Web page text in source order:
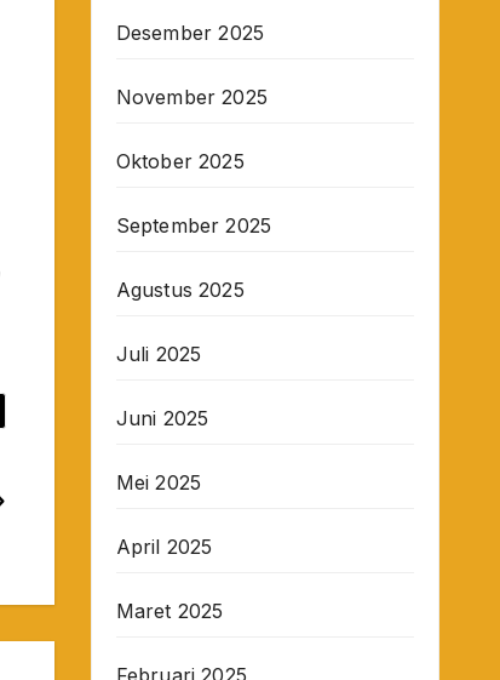
Desember 2025
November 2025
Oktober 2025
September 2025
Agustus 2025
Juli 2025
Juni 2025
Mei 2025
April 2025
Maret 2025
Februari 2025